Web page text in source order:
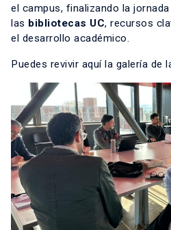
el campus, finalizando la
las bibliotecas UC, recursos
el desarrollo académico.
Puedes revivir aquí la galería de